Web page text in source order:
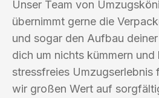
Unser Team von
übernimmt gerne die
und sogar den Aufbau deiner
dich um nichts kümmern
stressfreies Umzugserlebnis
wir großen Wert auf